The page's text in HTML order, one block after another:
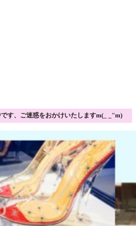
す、ご迷惑をおかけいたしますm(_ _"m)